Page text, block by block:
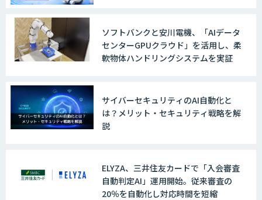
ソフトバンクと安川電機、「AIデータ
センターGPUクラウド」を活用し、柔
軟物体ハンドリングシステムを実証
サイバーセキュリティのAI自動化と
は？メリット・セキュリティ戦略を解
説
ELYZA、三井住友カードで「入会審査
自動判定AI」運用開始。従来審査の
20％を自動化し対応時間を短縮